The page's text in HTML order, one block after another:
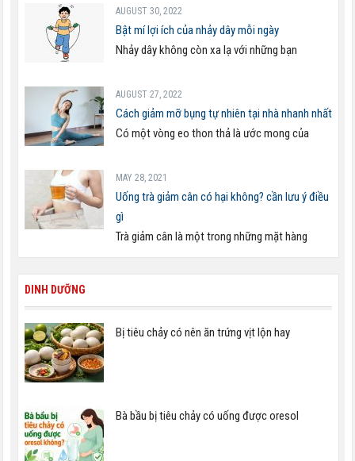
AUGUST 30, 2022
Bật mí lợi ích của nhảy dây mỗi ngày
Nhảy dây không còn xa lạ với những bạn
AUGUST 27, 2022
Cách giảm mỡ bụng tự nhiên tại nhà nhanh nhất
Có một vòng eo thon thả là ước mong của
MAY 28, 2021
Uống trà giảm cân có hại không? cần lưu ý điều
gì
Trà giảm cân là một trong những mặt hàng
DINH DƯỠNG
Bị tiêu chảy có nên ăn trứng vịt lộn hay
Bà bầu bị tiêu chảy có uống được oresol